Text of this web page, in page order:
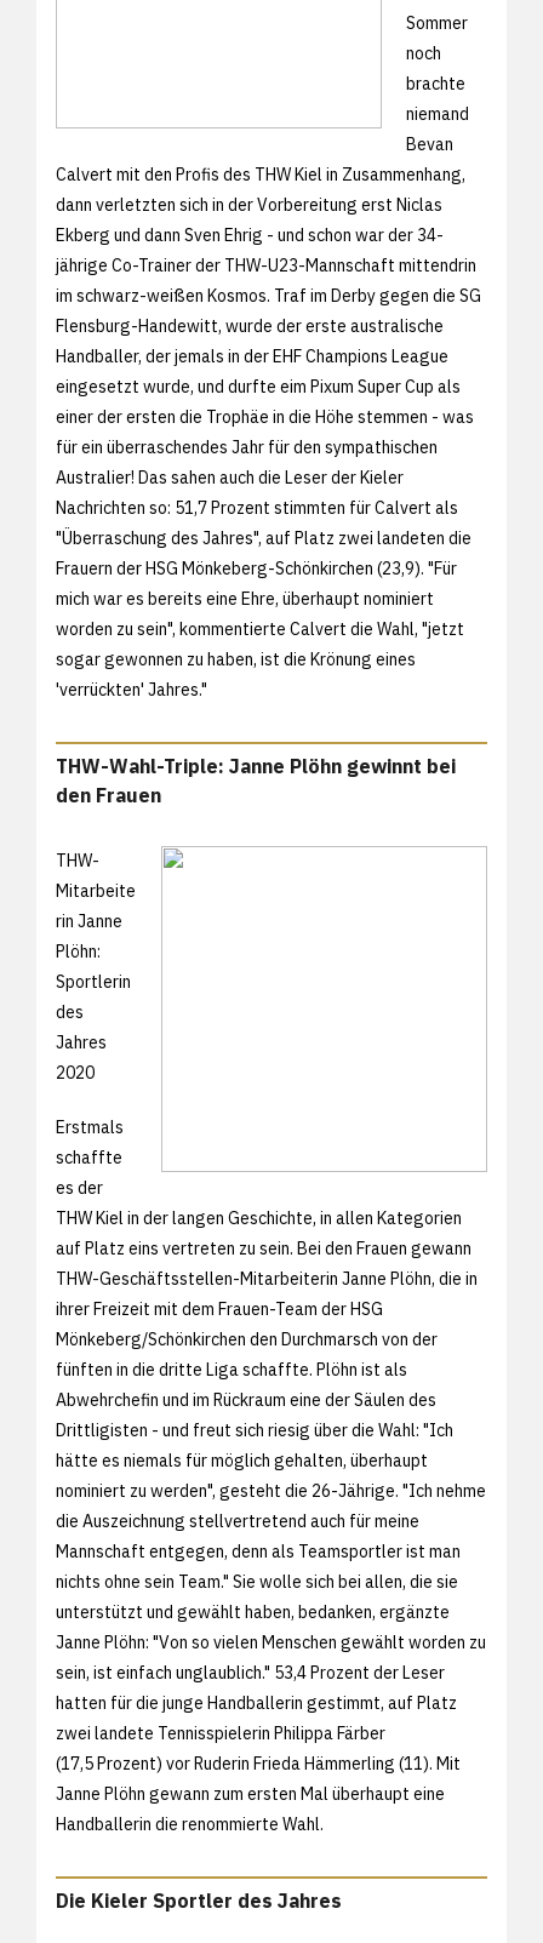
Sommer
noch
brachte
niemand
Bevan
Calvert mit den Profis des THW Kiel in Zusammenhang,
dann verletzten sich in der Vorbereitung erst Niclas
Ekberg und dann Sven Ehrig - und schon war der 34-
jährige Co-Trainer der THW-U23-Mannschaft mittendrin
im schwarz-weißen Kosmos. Traf im Derby gegen die SG
Flensburg-Handewitt, wurde der erste australische
Handballer, der jemals in der EHF Champions League
eingesetzt wurde, und durfte eim Pixum Super Cup als
einer der ersten die Trophäe in die Höhe stemmen - was
für ein überraschendes Jahr für den sympathischen
Australier! Das sahen auch die Leser der Kieler
Nachrichten so: 51,7 Prozent stimmten für Calvert als
"Überraschung des Jahres", auf Platz zwei landeten die
Frauern der HSG Mönkeberg-Schönkirchen (23,9). "Für
mich war es bereits eine Ehre, überhaupt nominiert
worden zu sein", kommentierte Calvert die Wahl, "jetzt
sogar gewonnen zu haben, ist die Krönung eines
'verrückten' Jahres."
THW-Wahl-Triple: Janne Plöhn gewinnt bei
den Frauen
THW-
Mitarbeite
rin Janne
Plöhn:
Sportlerin
des
Jahres
2020
Erstmals
schaffte
es der
THW Kiel in der langen Geschichte, in allen Kategorien
auf Platz eins vertreten zu sein. Bei den Frauen gewann
THW-Geschäftsstellen-Mitarbeiterin Janne Plöhn, die in
ihrer Freizeit mit dem Frauen-Team der HSG
Mönkeberg/Schönkirchen den Durchmarsch von der
fünften in die dritte Liga schaffte. Plöhn ist als
Abwehrchefin und im Rückraum eine der Säulen des
Drittligisten - und freut sich riesig über die Wahl: "Ich
hätte es niemals für möglich gehalten, überhaupt
nominiert zu werden", gesteht die 26-Jährige. "Ich nehme
die Auszeichnung stellvertretend auch für meine
Mannschaft entgegen, denn als Teamsportler ist man
nichts ohne sein Team." Sie wolle sich bei allen, die sie
unterstützt und gewählt haben, bedanken, ergänzte
Janne Plöhn: "Von so vielen Menschen gewählt worden zu
sein, ist einfach unglaublich." 53,4 Prozent der Leser
hatten für die junge Handballerin gestimmt, auf Platz
zwei landete Tennisspielerin Philippa Färber
(17,5 Prozent) vor Ruderin Frieda Hämmerling (11). Mit
Janne Plöhn gewann zum ersten Mal überhaupt eine
Handballerin die renommierte Wahl.
Die Kieler Sportler des Jahres